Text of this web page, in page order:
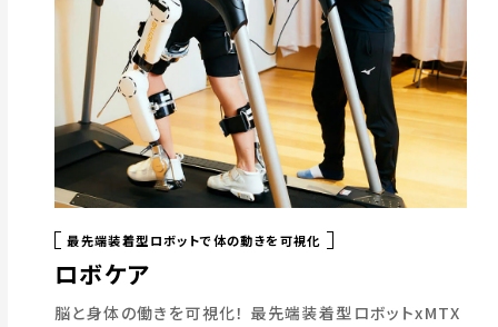
最先端装着型ロボットで体の動きを可視化
ロボケア
脳と身体の働きを可視化！ 最先端装着型ロボットxMTX